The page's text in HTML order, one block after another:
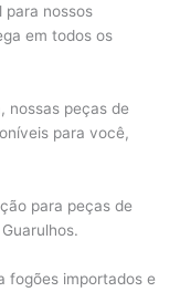
para nossos
em todos os
nossas peças de
para você,
para peças de
fogões importados e